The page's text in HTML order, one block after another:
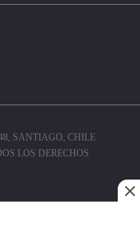
SANTIAGO, CHILE
LOS DERECHOS